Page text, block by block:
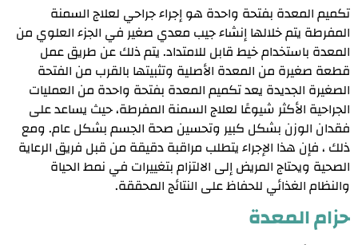
تكميم المعدة بفتحة واحدة هو إجراء جراحي لعلاج السمنة
المفرطة يتم خلالها إنشاء جيب معدي صغير في الجزء العلوي من
المعدة باستخدام خيط قابل للامتداد. يتم ذلك عن طريق عمل
قطعة صغيرة من المعدة الأصلية وتثبيتها بالقرب من الفتحة
الصغيرة الجديدة يعد تكميم المعدة بفتحة واحدة من العمليات
الجراحية الأكثر شيوعًا لعلاج السمنة المفرطة، حيث يساعد على
فقدان الوزن بشكل كبير وتحسين صحة الجسم بشكل عام. ومع
ذلك ، فإن هذا الإجراء يتطلب مراقبة دقيقة من قبل فريق الرعاية
الصحية ويحتاج المريض إلى الالتزام بتغييرات في نمط الحياة
والنظام الغذائي للحفاظ على النتائج المحققة.
حزام المعدة